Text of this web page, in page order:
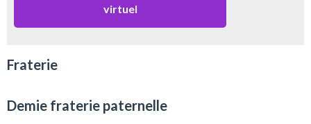
virtuel
Fraterie
Demie fraterie paternelle